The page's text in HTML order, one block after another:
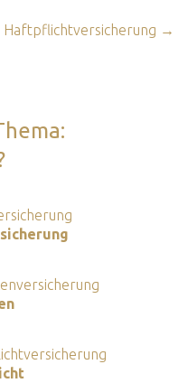
Haftpflichtversicherung →